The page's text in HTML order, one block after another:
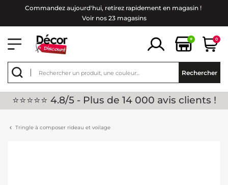
Commandez aujourd'hui, retirez rapidement en magasin !
Voir nos 23 magasins
+ 0
Rechercher
⭐⭐⭐⭐⭐ 4.8/5 - Plus de 14 000 avis clients !
Tringle à composer rideau et voilage